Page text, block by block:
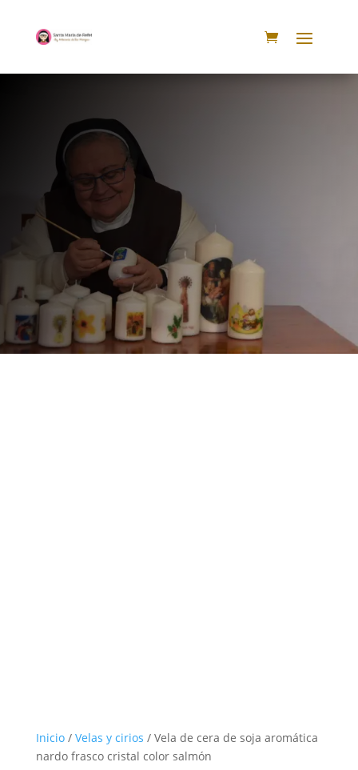
Inicio/ Velas y cirios / Vela de cera de soja aromática
nardo frasco cristal color salmón